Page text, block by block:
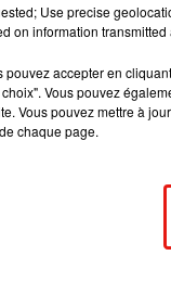
Pierre
Use precise
on information transmitted
pouvez accepter en
Vous pouvez
Vous pouvez mettre à
chaque page.